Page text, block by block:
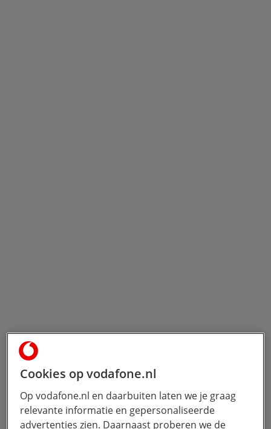
Cookies op vodafone.nl
Op vodafone.nl en daarbuiten laten we je graag
relevante informatie en gepersonaliseerde
advertenties zien. Daarnaast proberen we de